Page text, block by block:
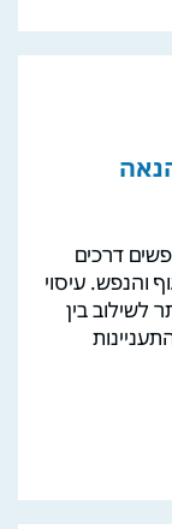
דרכים
והנפש. עיסוי
לשילוב בין